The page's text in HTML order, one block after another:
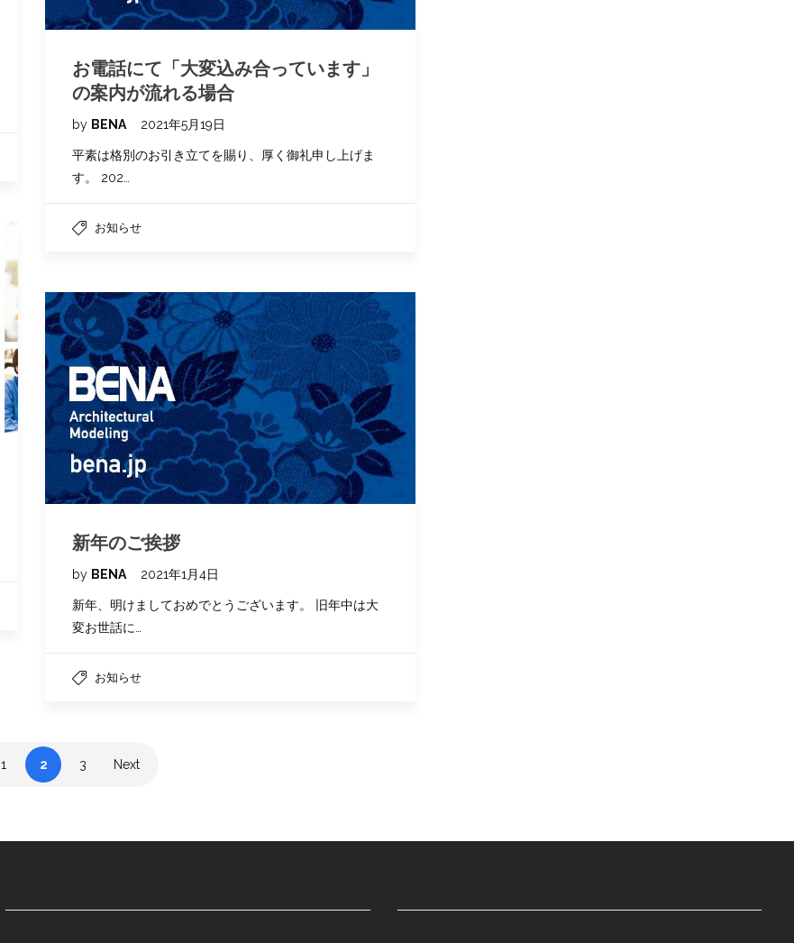
お電話にて「大変込み合っています」
の案内が流れる場合
by BENA 2021年5月19日
平素は格別のお引き立てを賜り、厚く御礼申し上げま
す。 202…
お知らせ
新年のご挨拶
by BENA 2021年1月4日
新年、明けましておめでとうございます。 旧年中は大
変お世話に…
お知らせ
1 2 3 Next